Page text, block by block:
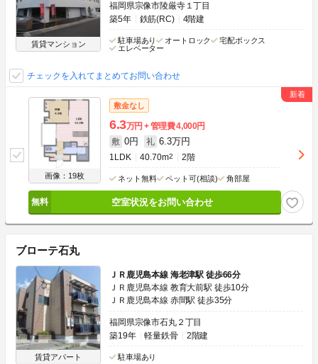
賃貸マンション
福岡県宗像市陵厳寺１丁目
築5年
鉄筋(RC) 4階建
駐車場あり オートロック
宅配ボックス
エレベーター
チェックを入れてまとめてお問い合わせ
画像：19枚
敷金なし
6.3万円 管理費4,000円
敷 0円 礼 6.3万円
1LDK 40.70m2 2階
ネット無料 ペット可(相談) 角部屋
空室状況をお問い合わせ
ブローテ石丸
賃貸アパート
ＪＲ鹿児島本線 海老津駅 徒歩66分
ＪＲ鹿児島本線 教育大前駅 徒歩10分
ＪＲ鹿児島本線 赤間駅 徒歩35分
福岡県宗像市石丸２丁目
築19年
軽量鉄骨 2階建
駐車場あり